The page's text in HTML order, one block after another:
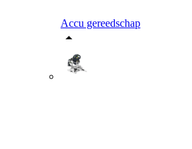
Accu gereedschap